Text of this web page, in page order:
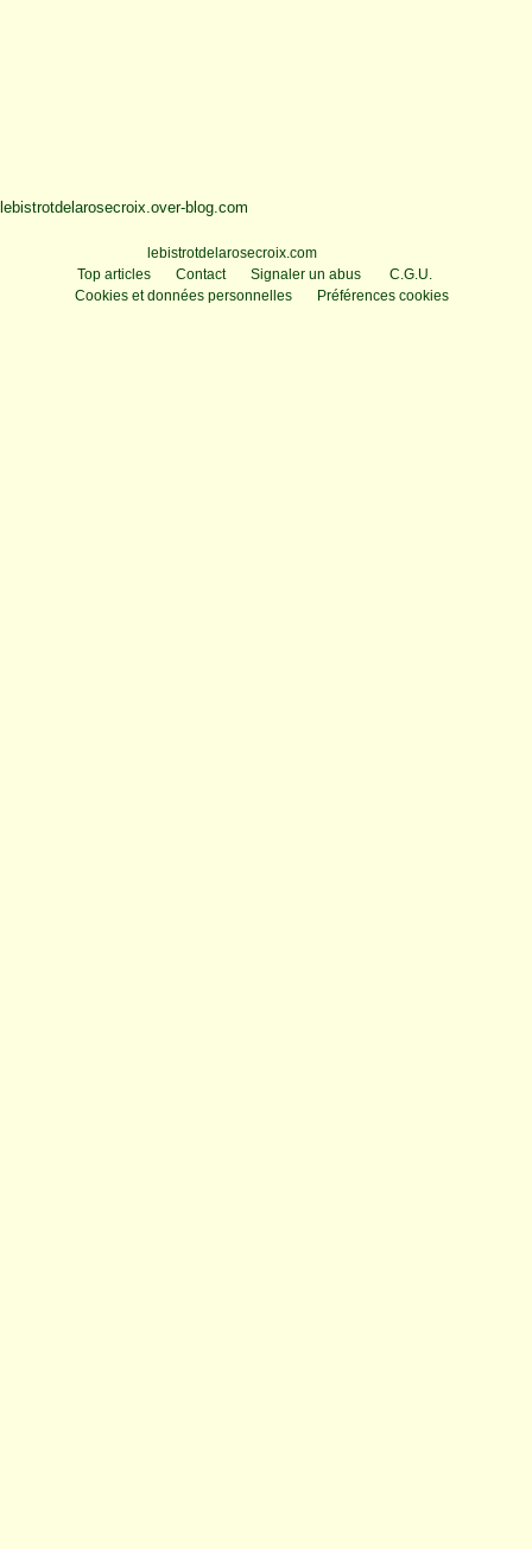
lebistrotdelarosecroix.over-blog.com
lebistrotdelarosecroix.com
Top articles
Contact Signaler un abus
C.G.U.
Cookies et données personnelles
Préférences cookies